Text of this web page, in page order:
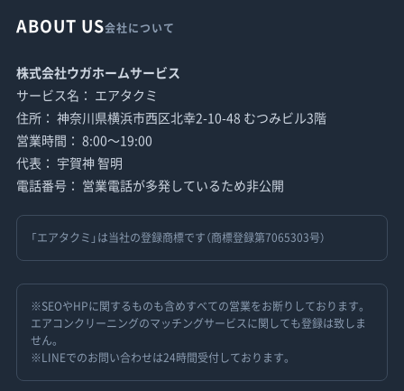
ABOUT US会社について
株式会社ウガホームサービス
サービス名： エアタクミ
住所： 神奈川県横浜市西区北幸2-10-48 むつみビル3階
営業時間： 8:00〜19:00
代表： 宇賀神 智明
電話番号： 営業電話が多発しているため非公開
「エアタクミ」は当社の登録商標です（商標登録第7065303号）
※SEOやHPに関するものも含めすべての営業をお断りしております。
エアコンクリーニングのマッチングサービスに関しても登録は致しま
せん。
※LINEでのお問い合わせは24時間受付しております。